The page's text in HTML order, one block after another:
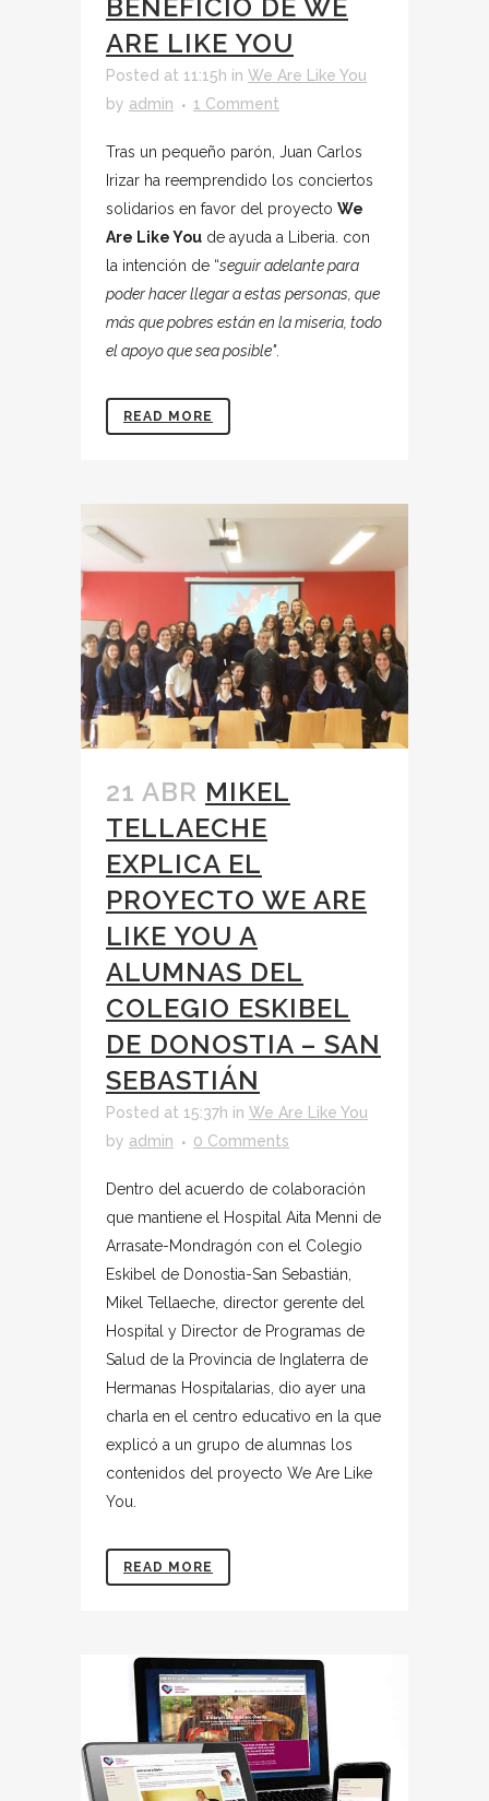
BENEFICIO DE WE
ARE LIKE YOU
Posted at 11:15h in We Are Like You
by admin 1 Comment
Tras un pequeño parón, Juan Carlos
Irizar ha reemprendido los conciertos
solidarios en favor del proyecto We
Are Like You de ayuda a Liberia. con
la intención de “seguir adelante para
poder hacer llegar a estas personas, que
más que pobres están en la miseria, todo
el apoyo que sea posible".
READ MORE
21 ABR MIKEL
TELLAECHE
EXPLICA EL
PROYECTO WE ARE
LIKE YOU A
ALUMNAS DEL
COLEGIO ESKIBEL
DE DONOSTIA – SAN
SEBASTIÁN
Posted at 15:37h in We Are Like You
by admin 0 Comments
Dentro del acuerdo de colaboración
que mantiene el Hospital Aita Menni de
Arrasate-Mondragón con el Colegio
Eskibel de Donostia-San Sebastián,
Mikel Tellaeche, director gerente del
Hospital y Director de Programas de
Salud de la Provincia de Inglaterra de
Hermanas Hospitalarias, dio ayer una
charla en el centro educativo en la que
explicó a un grupo de alumnas los
contenidos del proyecto We Are Like
You.
READ MORE